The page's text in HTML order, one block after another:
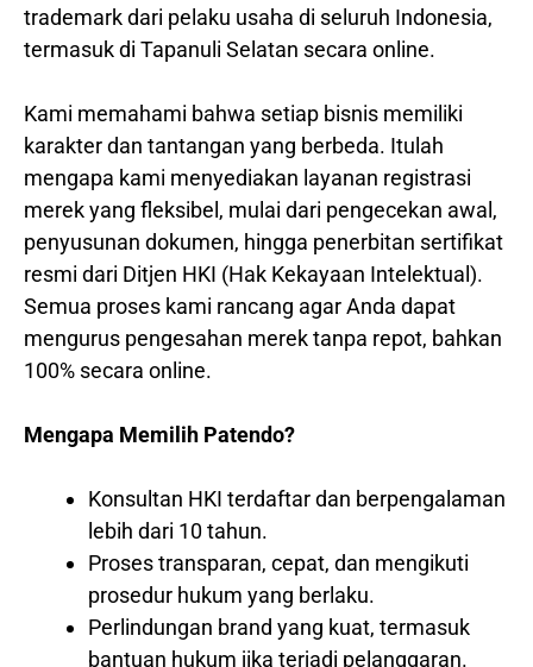
trademark dari pelaku usaha di seluruh Indonesia,
termasuk di Tapanuli Selatan secara online.
Kami memahami bahwa setiap bisnis memiliki
karakter dan tantangan yang berbeda. Itulah
mengapa kami menyediakan layanan registrasi
merek yang fleksibel, mulai dari pengecekan awal,
penyusunan dokumen, hingga penerbitan sertifikat
resmi dari Ditjen HKI (Hak Kekayaan Intelektual).
Semua proses kami rancang agar Anda dapat
mengurus pengesahan merek tanpa repot, bahkan
100% secara online.
Mengapa Memilih Patendo?
Konsultan HKI terdaftar dan berpengalaman
lebih dari 10 tahun.
Proses transparan, cepat, dan mengikuti
prosedur hukum yang berlaku.
Perlindungan brand yang kuat, termasuk
bantuan hukum jika terjadi pelanggaran.